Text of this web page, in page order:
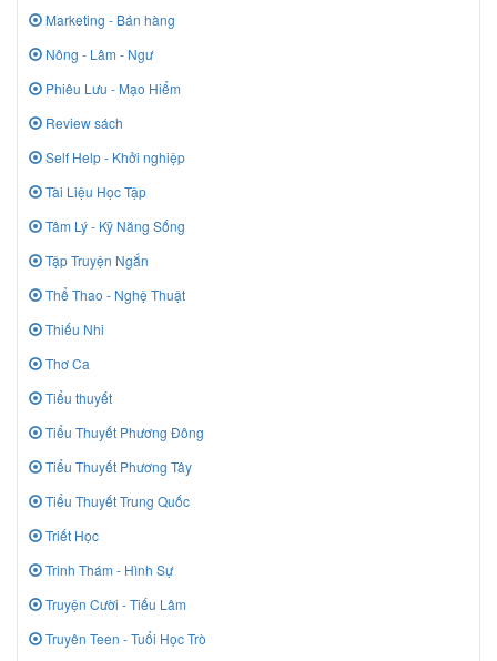
Marketing - Bán hàng
Nông - Lâm - Ngư
Phiêu Lưu - Mạo Hiểm
Review sách
Self Help - Khởi nghiệp
Tài Liệu Học Tập
Tâm Lý - Kỹ Năng Sống
Tập Truyện Ngắn
Thể Thao - Nghệ Thuật
Thiếu Nhi
Thơ Ca
Tiểu thuyết
Tiểu Thuyết Phương Đông
Tiểu Thuyết Phương Tây
Tiểu Thuyết Trung Quốc
Triết Học
Trinh Thám - Hình Sự
Truyện Cười - Tiếu Lâm
Truyên Teen - Tuổi Học Trò